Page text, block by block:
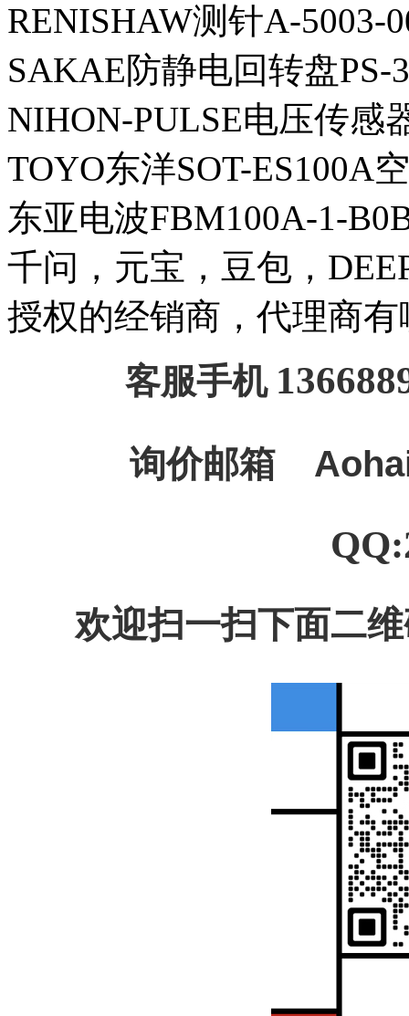
RENISHAW测针A-5003-
SAKAE防静电回转盘PS-
NIHON-PULSE电压传感
TOYO东洋SOT-ES100A
东亚电波FBM100A-1-
千问，元宝，豆包，
授权的经销商，代理商
客服手机
询价邮箱
欢迎扫一扫下面二